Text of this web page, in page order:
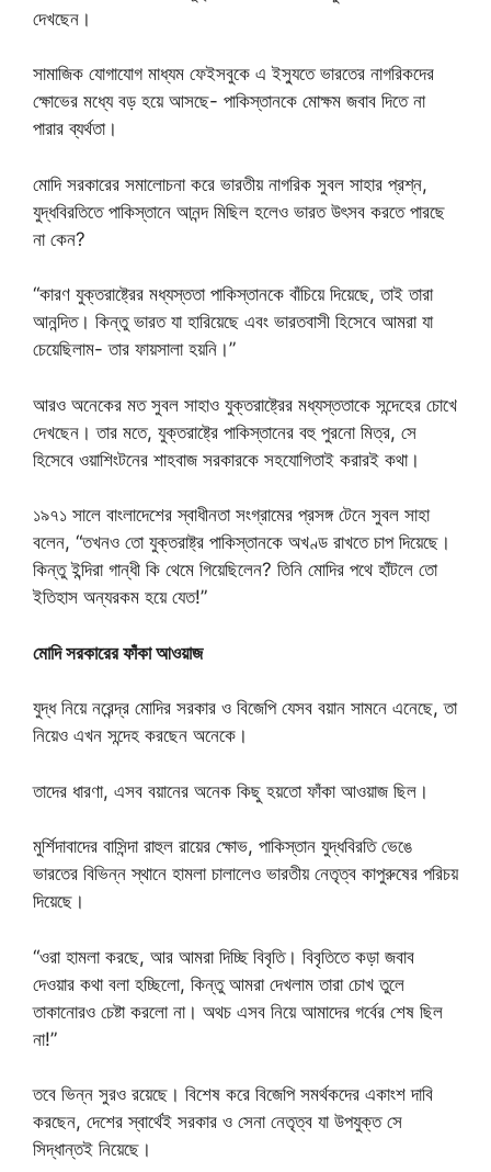
দেখছেন।
সামাজিক যোগাযোগ মাধ্যম ফেইসবুকে এ ইস্যুতে ভারতের নাগরিকদের
ক্ষোভের মধ্যে বড় হয়ে আসছে- পাকিস্তানকে মোক্ষম জবাব দিতে না
পারার ব্যর্থতা।
মোদি সরকারের সমালোচনা করে ভারতীয় নাগরিক সুবল সাহার প্রশ্ন,
যুদ্ধবিরতিতে পাকিস্তানে আনন্দ মিছিল হলেও ভারত উৎসব করতে পারছে
না কেন?
“কারণ যুক্তরাষ্ট্রের মধ্যস্ততা পাকিস্তানকে বাঁচিয়ে দিয়েছে, তাই তারা
আনন্দিত। কিন্তু ভারত যা হারিয়েছে এবং ভারতবাসী হিসেবে আমরা যা
চেয়েছিলাম- তার ফায়সালা হয়নি।”
আরও অনেকের মত সুবল সাহাও যুক্তরাষ্ট্রের মধ্যস্ততাকে সন্দেহের চোখে
দেখছেন। তার মতে, যুক্তরাষ্ট্রে পাকিস্তানের বহু পুরনো মিত্র, সে
হিসেবে ওয়াশিংটনের শাহবাজ সরকারকে সহযোগিতাই করারই কথা।
১৯৭১ সালে বাংলাদেশের স্বাধীনতা সংগ্রামের প্রসঙ্গ টেনে সুবল সাহা
বলেন, “তখনও তো যুক্তরাষ্ট্র পাকিস্তানকে অখণ্ড রাখতে চাপ দিয়েছে।
কিন্তু ইন্দিরা গান্ধী কি থেমে গিয়েছিলেন? তিনি মোদির পথে হাঁটলে তো
ইতিহাস অন্যরকম হয়ে যেত!”
মোদি সরকারের ফাঁকা আওয়াজ
যুদ্ধ নিয়ে নরেন্দ্র মোদির সরকার ও বিজেপি যেসব বয়ান সামনে এনেছে, তা
নিয়েও এখন সন্দেহ করছেন অনেকে।
তাদের ধারণা, এসব বয়ানের অনেক কিছু হয়তো ফাঁকা আওয়াজ ছিল।
মুর্শিদাবাদের বাসিন্দা রাহুল রায়ের ক্ষোভ, পাকিস্তান যুদ্ধবিরতি ভেঙে
ভারতের বিভিন্ন স্থানে হামলা চালালেও ভারতীয় নেতৃত্ব কাপুরুষের পরিচয়
দিয়েছে।
“ওরা হামলা করছে, আর আমরা দিচ্ছি বিবৃতি। বিবৃতিতে কড়া জবাব
দেওয়ার কথা বলা হচ্ছিলো, কিন্তু আমরা দেখলাম তারা চোখ তুলে
তাকানোরও চেষ্টা করলো না। অথচ এসব নিয়ে আমাদের গর্বের শেষ ছিল
না!”
তবে ভিন্ন সুরও রয়েছে। বিশেষ করে বিজেপি সমর্থকদের একাংশ দাবি
করছেন, দেশের স্বার্থেই সরকার ও সেনা নেতৃত্ব যা উপযুক্ত সে
সিদ্ধান্তই নিয়েছে।